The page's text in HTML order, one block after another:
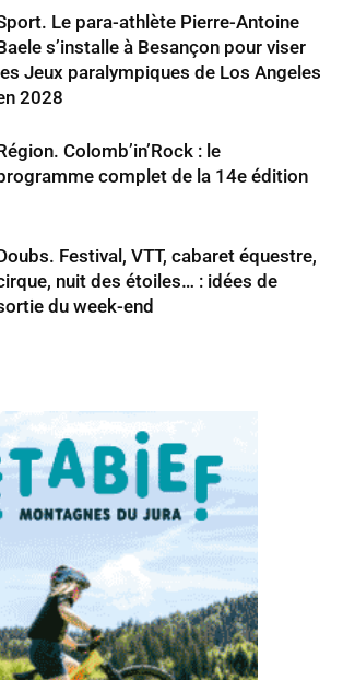
Le para-athlète Pierre-Antoine
s’installe à Besançon pour viser
les Jeux paralympiques de Los Angeles
2028
Colomb’in’Rock : le
complet de la 14e édition
Festival, VTT, cabaret équestre,
nuit des étoiles… : idées de
du week-end